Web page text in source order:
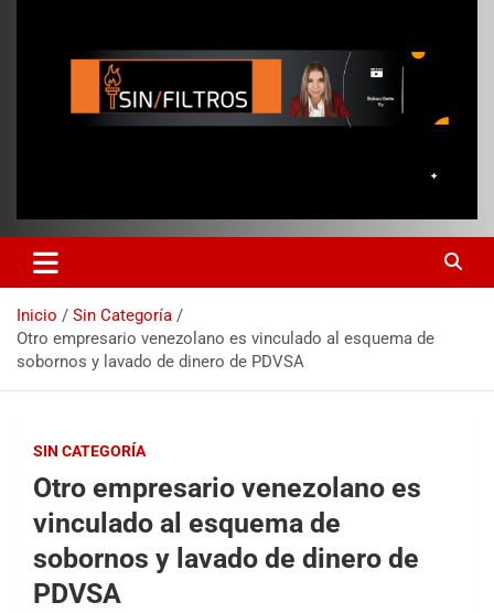
Inicio
Sin Categoría
Otro empresario venezolano es vinculado al esquema de
sobornos y lavado de dinero de PDVSA
SIN CATEGORÍA
Otro empresario venezolano es
vinculado al esquema de
sobornos y lavado de dinero de
PDVSA